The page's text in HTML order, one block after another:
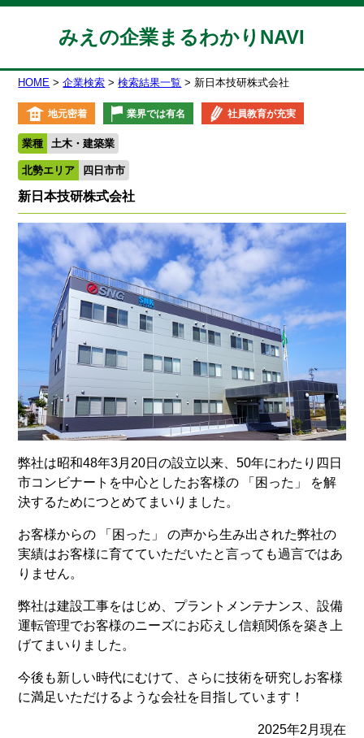
みえの企業まるわかりNAVI
HOME 企業検索 検索結果一覧 新日本技研株式会社
地元密着 業界では有名 社員教育が充実
業種 土木・建築業
北勢エリア 四日市市
新日本技研株式会社
弊社は昭和48年3月20日の設立以来、50年にわたり四日
市コンビナートを中心としたお客様の 「困った」 を解
決するためにつとめてまいりました。
お客様からの 「困った」 の声から生み出された弊社の
実績はお客様に育てていただいたと言っても過言ではあ
りません。
弊社は建設工事をはじめ、プラントメンテナンス、設備
運転管理でお客様のニーズにお応えし信頼関係を築き上
げてまいりました。
今後も新しい時代にむけて、さらに技術を研究しお客様
に満足いただけるような会社を目指しています！
2025年2月現在